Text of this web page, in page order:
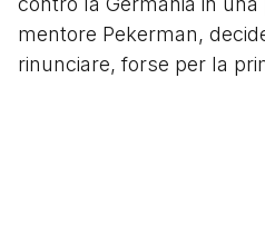
mentore Pekerman,
rinunciare, forse per la